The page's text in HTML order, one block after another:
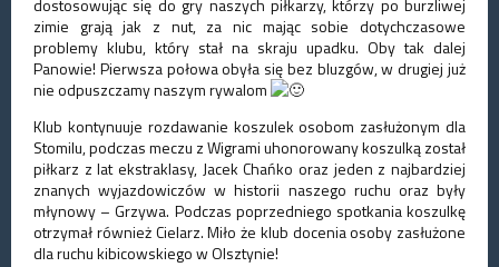
dostosowując się do gry naszych piłkarzy, którzy po burzliwej
zimie grają jak z nut, za nic mając sobie dotychczasowe
problemy klubu, który stał na skraju upadku. Oby tak dalej
Panowie! Pierwsza połowa obyła się bez bluzgów, w drugiej już
nie odpuszczamy naszym rywalom
Klub kontynuuje rozdawanie koszulek osobom zasłużonym dla
Stomilu, podczas meczu z Wigrami uhonorowany koszulką został
piłkarz z lat ekstraklasy, Jacek Chańko oraz jeden z najbardziej
znanych wyjazdowiczów w historii naszego ruchu oraz były
młynowy – Grzywa. Podczas poprzedniego spotkania koszulkę
otrzymał również Cielarz. Miło że klub docenia osoby zasłużone
dla ruchu kibicowskiego w Olsztynie!